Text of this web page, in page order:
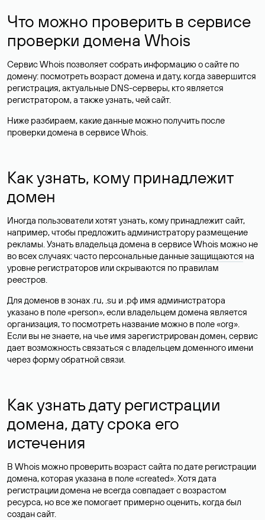
Что можно проверить в сервисе
проверки домена Whois
Сервис Whois позволяет собрать информацию о сайте по
домену: посмотреть возраст домена и дату, когда завершится
регистрация, актуальные DNS-серверы, кто является
регистратором, а также узнать, чей сайт.
Ниже разбираем, какие данные можно получить после
проверки домена в сервисе Whois.
Как узнать, кому принадлежит
домен
Иногда пользователи хотят узнать, кому принадлежит сайт,
например, чтобы предложить администратору размещение
рекламы. Узнать владельца домена в сервисе Whois можно не
во всех случаях: часто персональные данныезащищаются на
уровне регистраторов или скрываются по правилам
реестров.
Для доменов в зонах .ru, .su и .рф имя администратора
указано в поле «person», если владельцем домена является
организация, то посмотреть название можно в поле «org».
Если вы не знаете, на чье имя зарегистрирован домен, сервис
дает возможность связаться с владельцем доменного имени
через форму обратной связи.
Как узнать дату регистрации
домена, дату срока его
истечения
В Whois можно проверить возраст сайта по дате регистрации
домена, которая указана в поле «created». Хотя дата
регистрации домена не всегда совпадает с возрастом
ресурса, но все же помогает примерно оценить, когда был
создан сайт.